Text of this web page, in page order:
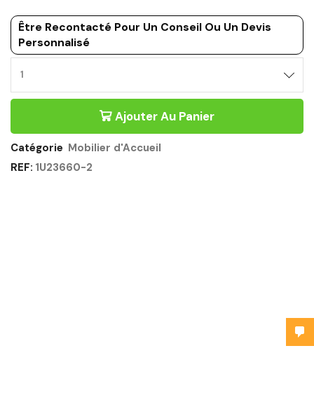
Être Recontacté Pour Un Conseil Ou Un Devis
Personnalisé
Ajouter Au Panier
Catégorie Mobilier d'Accueil
REF: 1U23660-2